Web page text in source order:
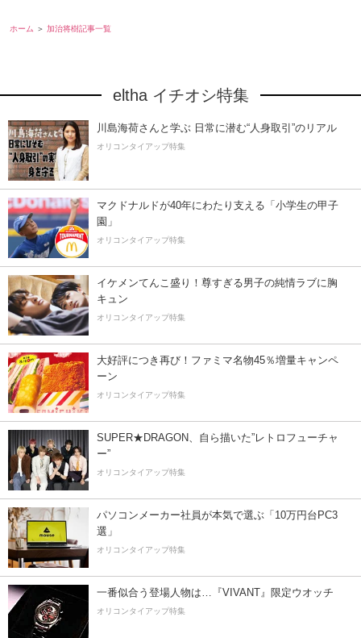
ホーム 加治将樹記事一覧
eltha イチオシ特集
川島海荷さんと学ぶ 日常に潜む“人身取引”のリアル
オリコンタイアップ特集
マクドナルドが40年にわたり支える「小学生の甲子
園」
オリコンタイアップ特集
イケメンてんこ盛り！尊すぎる男子の純情ラブに胸
キュン
オリコンタイアップ特集
大好評につき再び！ファミマ名物45％増量キャンペ
ーン
オリコンタイアップ特集
SUPER★DRAGON、自ら描いた”レトロフューチャ
ー”
オリコンタイアップ特集
パソコンメーカー社員が本気で選ぶ「10万円台PC3
選」
オリコンタイアップ特集
一番似合う登場人物は…『VIVANT』限定ウオッチ
オリコンタイアップ特集